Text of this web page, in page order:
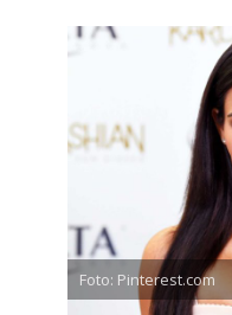
Foto: Pinterest.com